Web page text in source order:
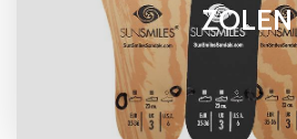
ZOLEN